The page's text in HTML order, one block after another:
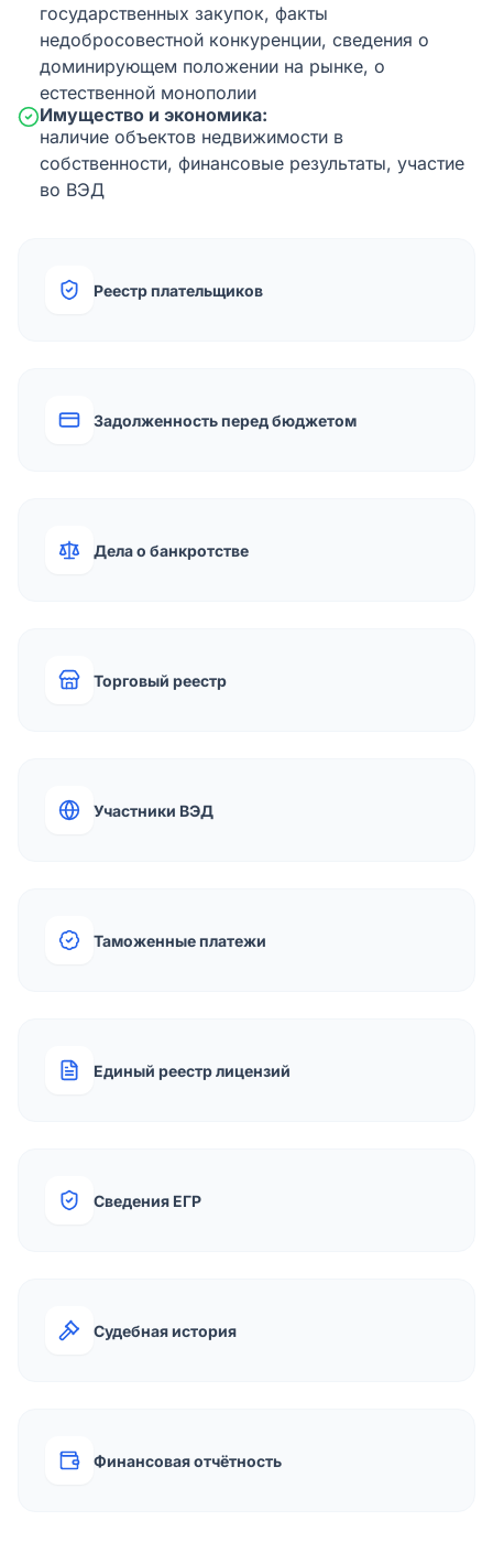
государственных закупок, факты
недобросовестной конкуренции, сведения о
доминирующем положении на рынке, о
естественной монополии
Имущество и экономика:
наличие объектов недвижимости в
собственности, финансовые результаты, участие
во ВЭД
Реестр плательщиков
Задолженность перед бюджетом
Дела о банкротстве
Торговый реестр
Участники ВЭД
Таможенные платежи
Единый реестр лицензий
Сведения ЕГР
Судебная история
Финансовая отчётность